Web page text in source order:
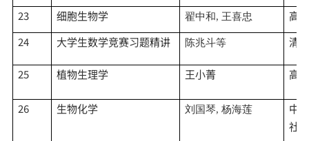
23
细胞生物学 翟中和, 王喜忠
高
24
大学生数学竞赛习题精讲 陈兆斗等 清
25 植物生理学 王小菁 高
26 生物化学 刘国琴, 杨海莲
中
社